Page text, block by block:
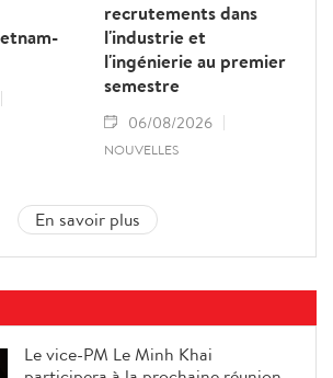
recrutements dans
l'industrie et
l'ingénierie au premier
semestre
06/08/2026
NOUVELLES
En savoir plus
Le vice-PM Le Minh Khai